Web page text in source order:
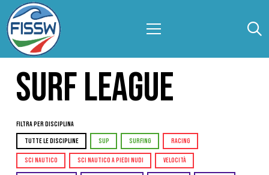
SURF LEAGUE
Filtra per Disciplina
TUTTE LE DISCIPLINE SUP SURFING RACING
SCI NAUTICO SCI NAUTICO A PIEDI NUDI VELOCITÀ